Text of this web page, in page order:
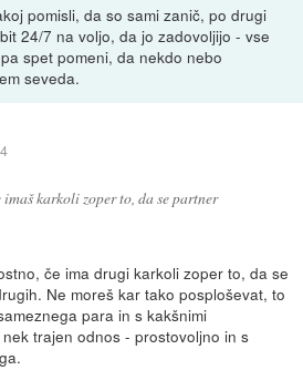
pomisli, da so sami zanič, po drugi
24/7 na voljo, da jo zadovoljijo - vse
spet pomeni, da nekdo nebo
seveda.
karkoli zoper to, da se partner
če ima drugi karkoli zoper to, da se
Ne moreš kar tako posploševat, to
para in s kakšnimi
trajen odnos - prostovoljno in s